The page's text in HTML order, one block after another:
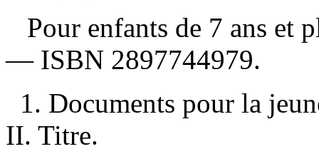
Pour enfants de 7 ans et
— ISBN 2897744979.
1. Documents pour la
II. Titre.